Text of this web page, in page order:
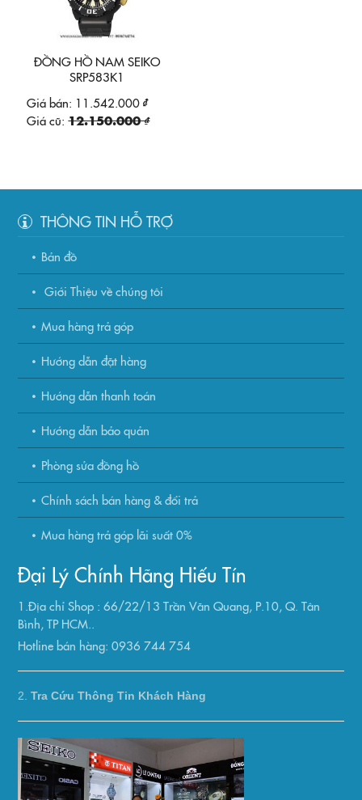
ĐỒNG HỒ NAM SEIKO
SRP583K1
Giá bán: 11.542.000 ₫
Giá cũ: 12.150.000 ₫
THÔNG TIN HỖ TRỢ
Bản đồ
Giới Thiệu về chúng tôi
Mua hàng trả góp
Hướng dẫn đặt hàng
Hướng dẫn thanh toán
Hướng dẫn bảo quản
Phòng sửa đồng hồ
Chính sách bán hàng & đổi trả
Mua hàng trả góp lãi suất 0%
Đại Lý Chính Hãng Hiếu Tín
1.Địa chỉ Shop : 66/22/13 Trần Văn Quang, P.10, Q. Tân
Bình, TP HCM..
Hotline bán hàng: 0936 744 754
2.Tra Cứu Thông Tin Khách Hàng